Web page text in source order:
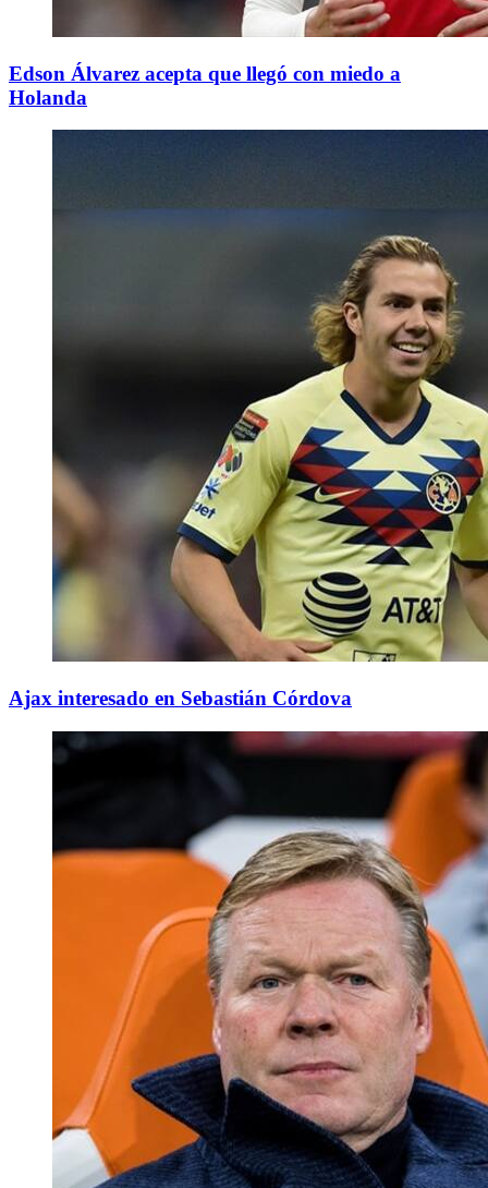
Edson Álvarez acepta que llegó con miedo a
Holanda
Ajax interesado en Sebastián Córdova